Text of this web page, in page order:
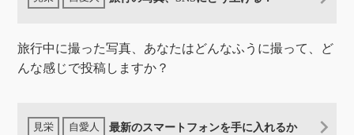
旅行中に撮った写真、あなたはどんなふうに撮って、ど
んな感じで投稿しますか？
最新のスマートフォンを手に入れるか